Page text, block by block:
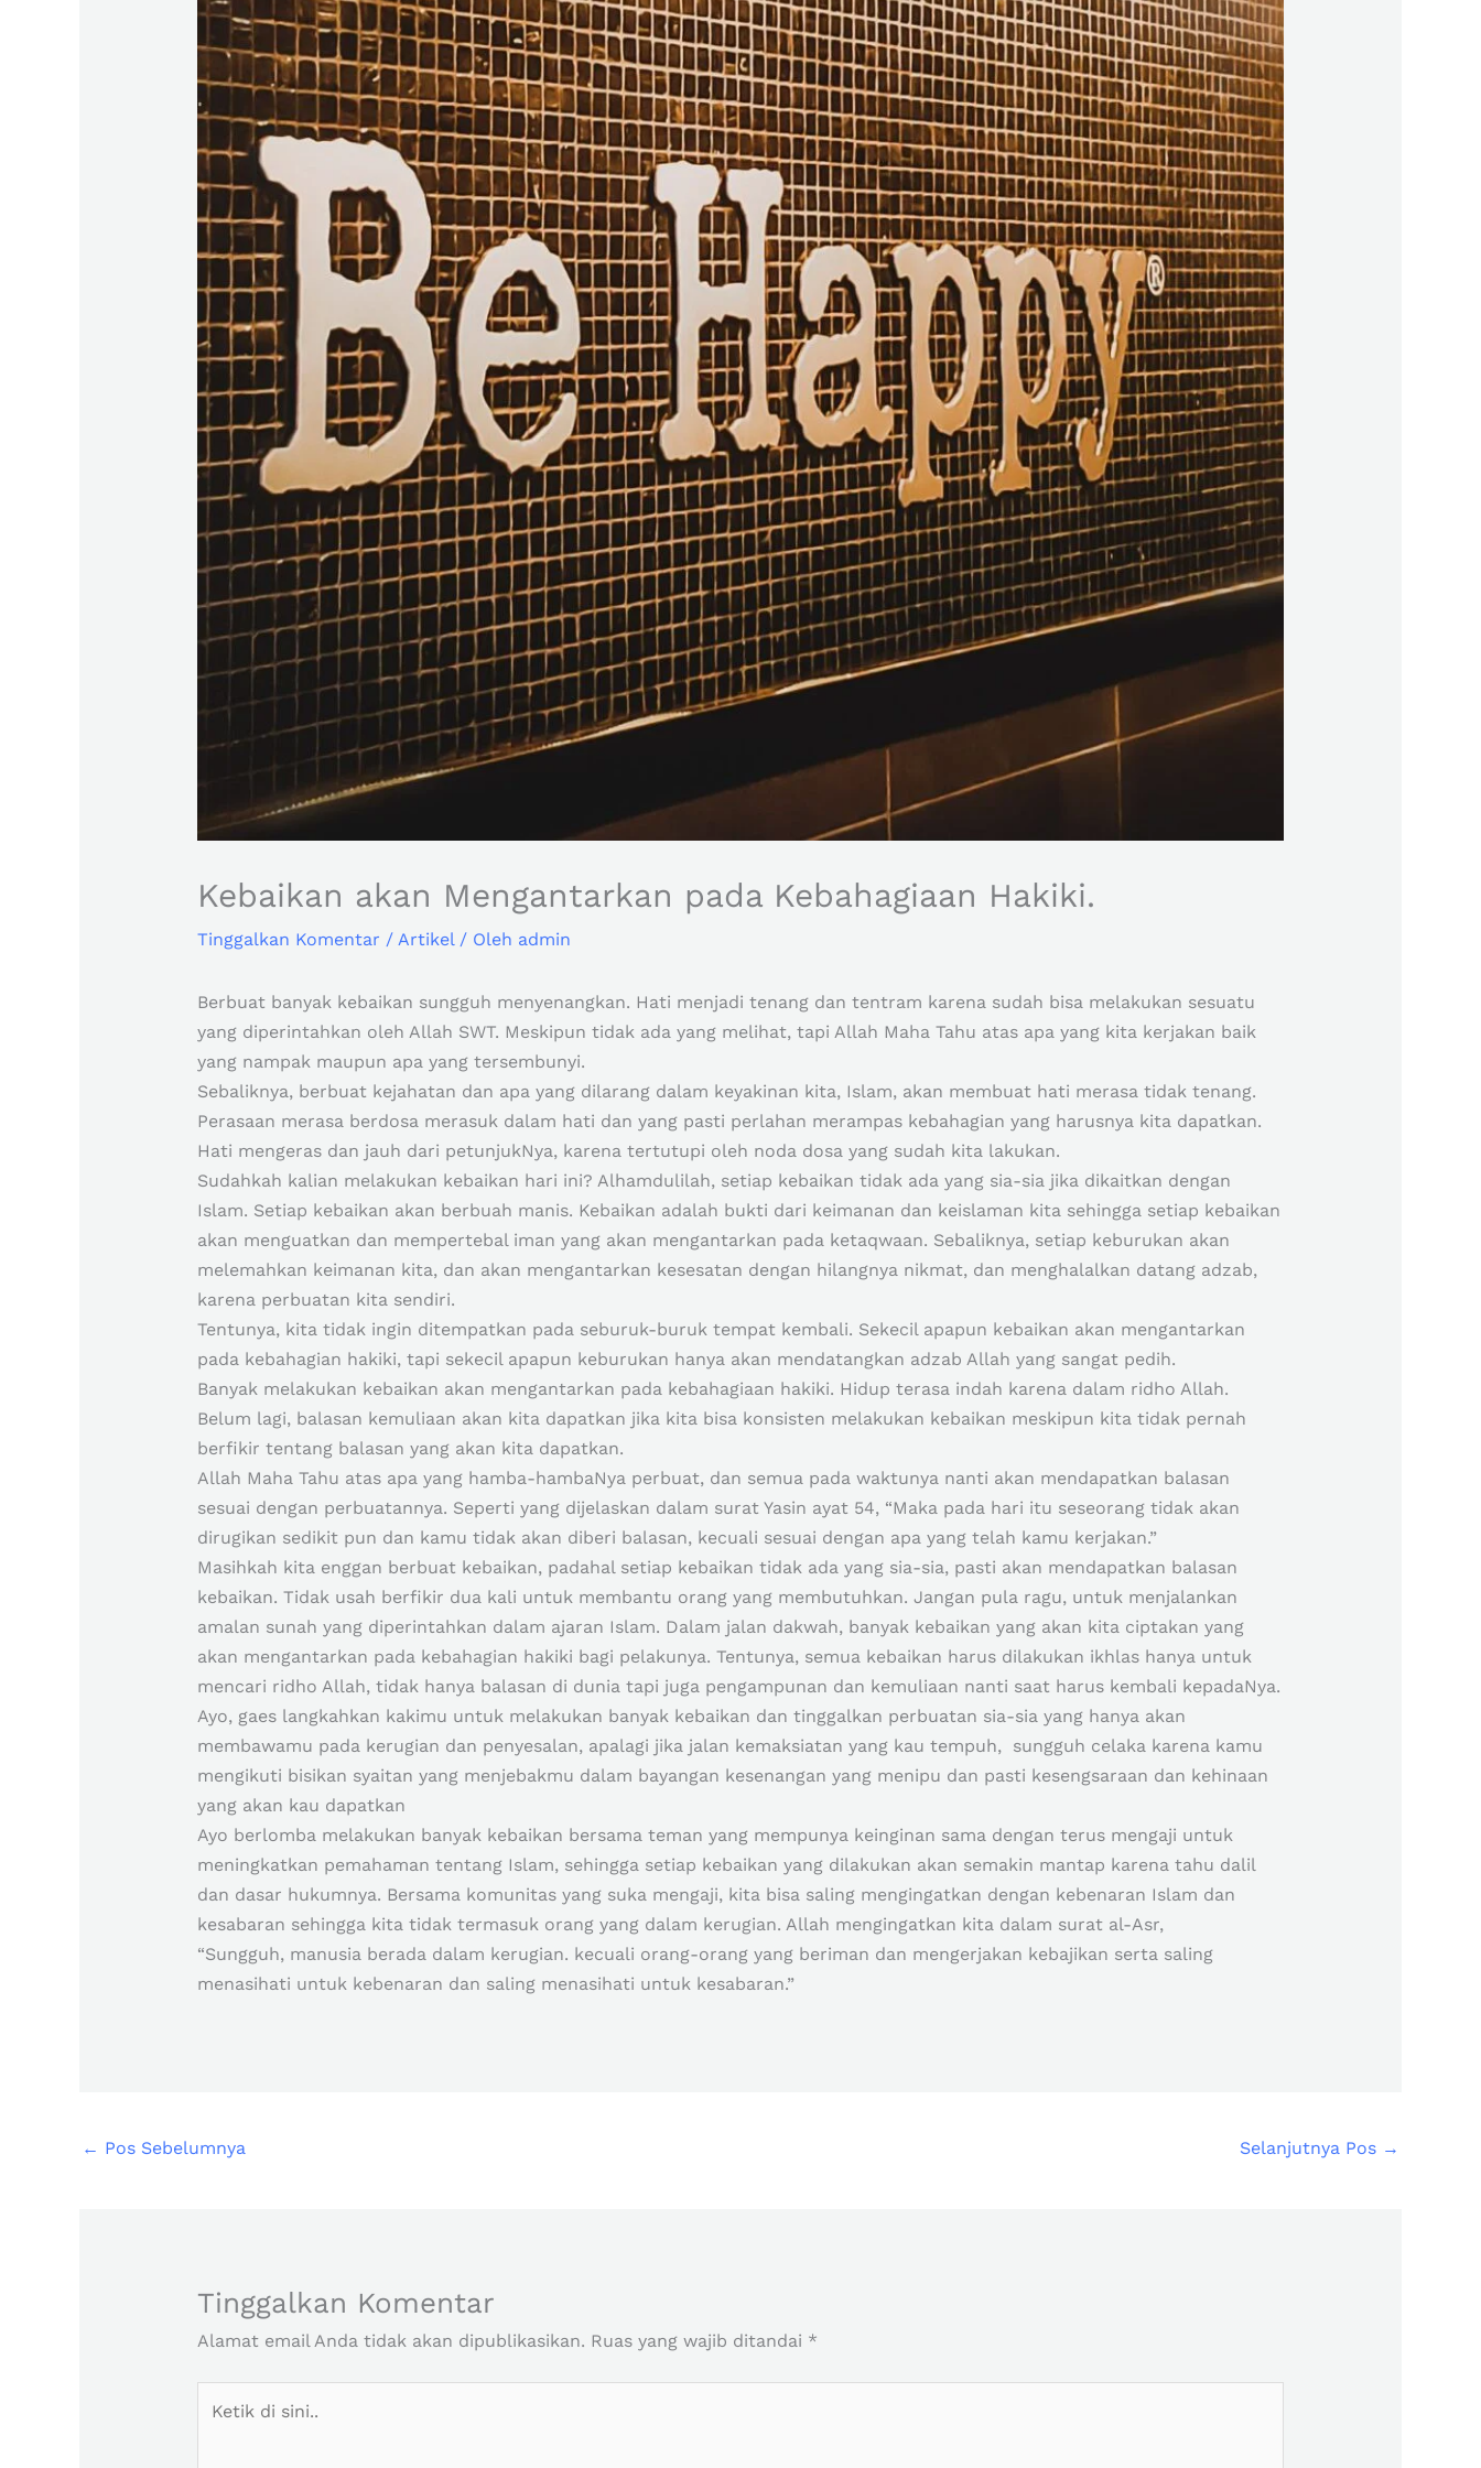
Kebaikan akan Mengantarkan pada Kebahagiaan Hakiki.
Tinggalkan Komentar / Artikel/ Oleh admin
Berbuat banyak kebaikan sungguh menyenangkan. Hati menjadi tenang dan tentram karena sudah bisa melakukan sesuatu
yang diperintahkan oleh Allah SWT. Meskipun tidak ada yang melihat, tapi Allah Maha Tahu atas apa yang kita kerjakan baik
yang nampak maupun apa yang tersembunyi.
Sebaliknya, berbuat kejahatan dan apa yang dilarang dalam keyakinan kita, Islam, akan membuat hati merasa tidak tenang.
Perasaan merasa berdosa merasuk dalam hati dan yang pasti perlahan merampas kebahagian yang harusnya kita dapatkan.
Hati mengeras dan jauh dari petunjukNya, karena tertutupi oleh noda dosa yang sudah kita lakukan.
Sudahkah kalian melakukan kebaikan hari ini? Alhamdulilah, setiap kebaikan tidak ada yang sia-sia jika dikaitkan dengan
Islam. Setiap kebaikan akan berbuah manis. Kebaikan adalah bukti dari keimanan dan keislaman kita sehingga setiap kebaikan
akan menguatkan dan mempertebal iman yang akan mengantarkan pada ketaqwaan. Sebaliknya, setiap keburukan akan
melemahkan keimanan kita, dan akan mengantarkan kesesatan dengan hilangnya nikmat, dan menghalalkan datang adzab,
karena perbuatan kita sendiri.
Tentunya, kita tidak ingin ditempatkan pada seburuk-buruk tempat kembali. Sekecil apapun kebaikan akan mengantarkan
pada kebahagian hakiki, tapi sekecil apapun keburukan hanya akan mendatangkan adzab Allah yang sangat pedih.
Banyak melakukan kebaikan akan mengantarkan pada kebahagiaan hakiki. Hidup terasa indah karena dalam ridho Allah.
Belum lagi, balasan kemuliaan akan kita dapatkan jika kita bisa konsisten melakukan kebaikan meskipun kita tidak pernah
berfikir tentang balasan yang akan kita dapatkan.
Allah Maha Tahu atas apa yang hamba-hambaNya perbuat, dan semua pada waktunya nanti akan mendapatkan balasan
sesuai dengan perbuatannya. Seperti yang dijelaskan dalam surat Yasin ayat 54, “Maka pada hari itu seseorang tidak akan
dirugikan sedikit pun dan kamu tidak akan diberi balasan, kecuali sesuai dengan apa yang telah kamu kerjakan.”
Masihkah kita enggan berbuat kebaikan, padahal setiap kebaikan tidak ada yang sia-sia, pasti akan mendapatkan balasan
kebaikan. Tidak usah berfikir dua kali untuk membantu orang yang membutuhkan. Jangan pula ragu, untuk menjalankan
amalan sunah yang diperintahkan dalam ajaran Islam. Dalam jalan dakwah, banyak kebaikan yang akan kita ciptakan yang
akan mengantarkan pada kebahagian hakiki bagi pelakunya. Tentunya, semua kebaikan harus dilakukan ikhlas hanya untuk
mencari ridho Allah, tidak hanya balasan di dunia tapi juga pengampunan dan kemuliaan nanti saat harus kembali kepadaNya.
Ayo, gaes langkahkan kakimu untuk melakukan banyak kebaikan dan tinggalkan perbuatan sia-sia yang hanya akan
membawamu pada kerugian dan penyesalan, apalagi jika jalan kemaksiatan yang kau tempuh, sungguh celaka karena kamu
mengikuti bisikan syaitan yang menjebakmu dalam bayangan kesenangan yang menipu dan pasti kesengsaraan dan kehinaan
yang akan kau dapatkan
Ayo berlomba melakukan banyak kebaikan bersama teman yang mempunya keinginan sama dengan terus mengaji untuk
meningkatkan pemahaman tentang Islam, sehingga setiap kebaikan yang dilakukan akan semakin mantap karena tahu dalil
dan dasar hukumnya. Bersama komunitas yang suka mengaji, kita bisa saling mengingatkan dengan kebenaran Islam dan
kesabaran sehingga kita tidak termasuk orang yang dalam kerugian. Allah mengingatkan kita dalam surat al-Asr,
“Sungguh, manusia berada dalam kerugian. kecuali orang-orang yang beriman dan mengerjakan kebajikan serta saling
menasihati untuk kebenaran dan saling menasihati untuk kesabaran.”
← Pos Sebelumnya Selanjutnya Pos →
Tinggalkan Komentar
Alamat email Anda tidak akan dipublikasikan. Ruas yang wajib ditandai *